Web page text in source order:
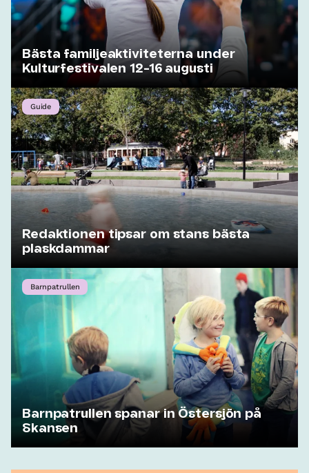
Bästa familjeaktiviteterna under
Kulturfestivalen 12-16 augusti
Guide
Redaktionen tipsar om stans bästa
plaskdammar
Barnpatrullen
Barnpatrullen spanar in Östersjön på
Skansen